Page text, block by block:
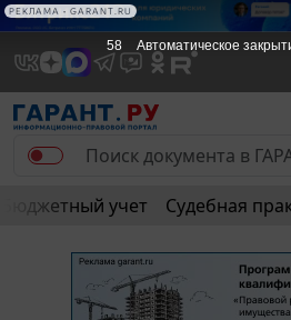
Бюджетный учет Судебная
57 Автоматическое
РЕКЛАМА • GARANT.RU